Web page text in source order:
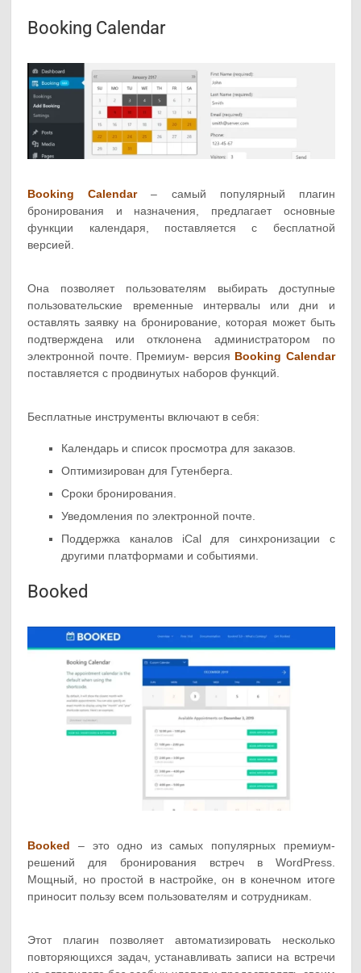
Booking Calendar
Booking Calendar– самый популярный плагин
бронирования и назначения, предлагает основные
функции календаря, поставляется с бесплатной
версией.
Она позволяет пользователям выбирать доступные
пользовательские временные интервалы или дни и
оставлять заявку на бронирование, которая может быть
подтверждена или отклонена администратором по
электронной почте. Премиум- версия Booking Calendar
поставляется с продвинутых наборов функций.
Бесплатные инструменты включают в себя:
Календарь и список просмотра для заказов.
Оптимизирован для Гутенберга.
Сроки бронирования.
Уведомления по электронной почте.
Поддержка каналов iCal для синхронизации с
другими платформами и событиями.
Booked
Booked – это одно из самых популярных премиум-
решений для бронирования встреч в WordPress.
Мощный, но простой в настройке, он в конечном итоге
приносит пользу всем пользователям и сотрудникам.
Этот плагин позволяет автоматизировать несколько
повторяющихся задач, устанавливать записи на встречи